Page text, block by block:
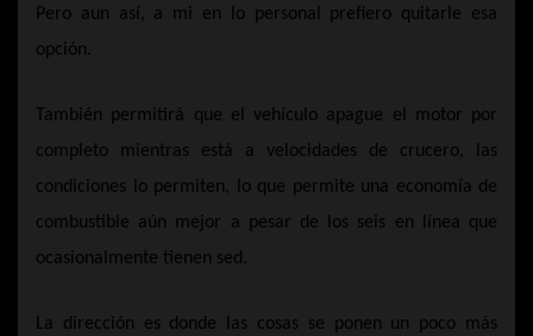
Pero aun así, a mi en lo personal prefiero quitarle esa
opción.
También permitirá que el vehículo apague el motor por
completo mientras está a velocidades de crucero, las
condiciones lo permiten, lo que permite una economía de
combustible aún mejor a pesar de los seis en línea que
ocasionalmente tienen sed.
La dirección es donde las cosas se ponen un poco más